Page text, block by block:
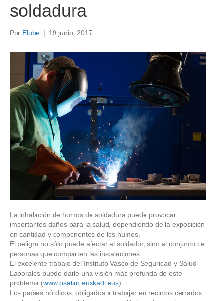
soldadura
Por Elube | 19 junio, 2017
La inhalación de humos de soldadura puede provocar
importantes daños para la salud, dependiendo de la exposición
en cantidad y componentes de los humos.
El peligro no sólo puede afectar al soldador, sino al conjunto de
personas que comparten las instalaciones.
El excelente trabajo del Instituto Vasco de Seguridad y Salud
Laborales puede darle una visión más profunda de este
problema (www.osalan.euskadi.eus).
Los países nórdicos, obligados a trabajar en recintos cerrados